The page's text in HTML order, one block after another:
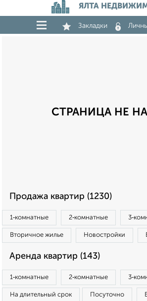
ЯЛТА
Закладки
СТРАНИЦА НЕ
Продажа квартир (1230)
1‑комнатные 2‑комнатные
Вторичное жилье Новостройки
Аренда квартир (143)
1‑комнатные 2‑комнатные
На длительный срок Посуточно